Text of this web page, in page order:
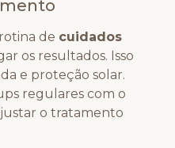
de cuidados
os resultados. Isso
e proteção solar.
regulares com o
o tratamento